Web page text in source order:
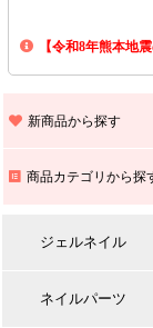
8/13(木)～8/16(日)
上記期間中のご注
【令和8年熊本地
また､ 九州全域で
新商品から探す
商品カテゴリから探
ジェルネイル
ネイルパーツ